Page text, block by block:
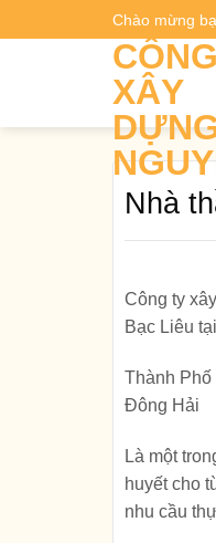
to
Chào mừng
XÂY
Nhà
Công ty
Bạc Liêu
Thành
Đông Hải
Là một
huyết cho
nhu cầu